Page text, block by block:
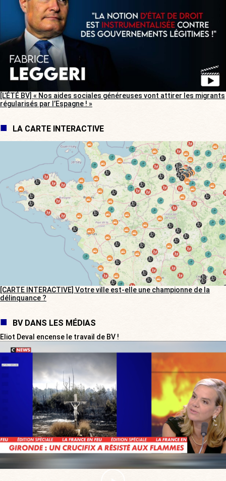
[L’ÉTÉ BV] « Nos aides sociales généreuses vont attirer les migrants
régularisés par l’Espagne ! »
LA CARTE INTERACTIVE
[CARTE INTERACTIVE] Votre ville est-elle une championne de la
délinquance ?
BV DANS LES MÉDIAS
Eliot Deval encense le travail de BV !